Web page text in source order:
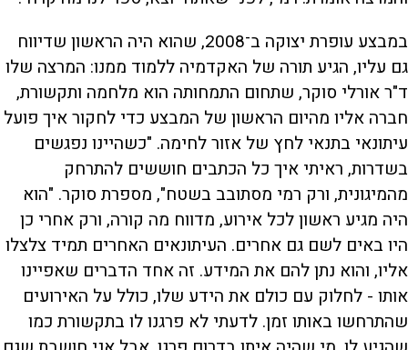
במבצע עופרת יצוקה ב־2008, שהוא היה הראשון שדיווח
גם עליו, הגיע תורה של האקדמיה ללמוד ממנו: המרצה שלו
ד"ר אורלי סוקר, שתחום התמחותה הוא מלחמה ותקשורת,
חברה אליו מהיום הראשון של המבצע כדי לחקור איך פועל
עיתונאי בתנאי לחץ של אזור לחימה. "כשהיינו נפגשים
בשדרות, ראיתי איך כל הכתבים חוששים להתרחק
מהמיגונית, ורק רמי מסתובב בשטח", מספרת סוקר. "הוא
היה מגיע ראשון לכל אירוע, מדווח מה קורה, ורק אחרי כן
היו באים לשם גם אחרים. העיתונאים האחרים תמיד צלצלו
אליו, והוא נתן להם את המידע. זה אחד הדברים שאפיינו
אותו - לחלוק עם כולם את הידע שלו, כולל על האירועים
שהתרחשו באותו זמן. לדעתי לא פרגנו לו בתקשורת כמו